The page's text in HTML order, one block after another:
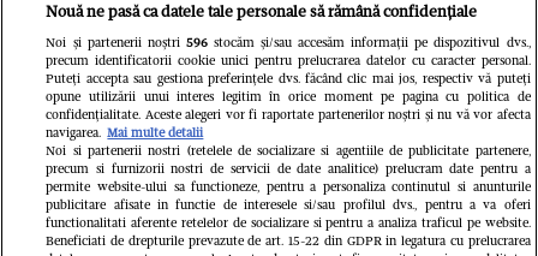
Abonamente
Contact
Pariază responsabil! Decizia ONJN nr.
Nouă ne pasă ca datele tale personale să rămână confidențiale
Noi și partenerii noștri 596stocăm și/sau accesăm informații pe dispozitivul dvs.,
precum identificatorii cookie unici pentru prelucrarea datelor cu caracter personal.
Puteți accepta sau gestiona preferințele dvs. făcând clic mai jos, respectiv vă puteți
opune utilizării unui interes legitim în orice moment pe pagina cu politica de
confidențialitate. Aceste alegeri vor fi raportate partenerilor noștri și nu vă vor afecta
navigarea. Mai multe detalii
Noi si partenerii nostri (retelele de socializare si agentiile de publicitate partenere,
precum si furnizorii nostri de servicii de date analitice) prelucram date pentru a
permite website-ului sa functioneze, pentru a personaliza continutul si anunturile
publicitare afisate in functie de interesele si/sau profilul dvs., pentru a va oferi
functionalitati aferente retelelor de socializare si pentru a analiza traficul pe website.
Beneficiati de drepturile prevazute de art. 15-22 din GDPR in legatura cu prelucrarea